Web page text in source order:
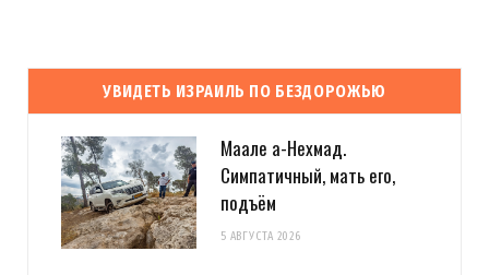
УВИДЕТЬ ИЗРАИЛЬ ПО БЕЗДОРОЖЬЮ
Маале а-Нехмад.
Симпатичный, мать его,
подъём
5 АВГУСТА 2026